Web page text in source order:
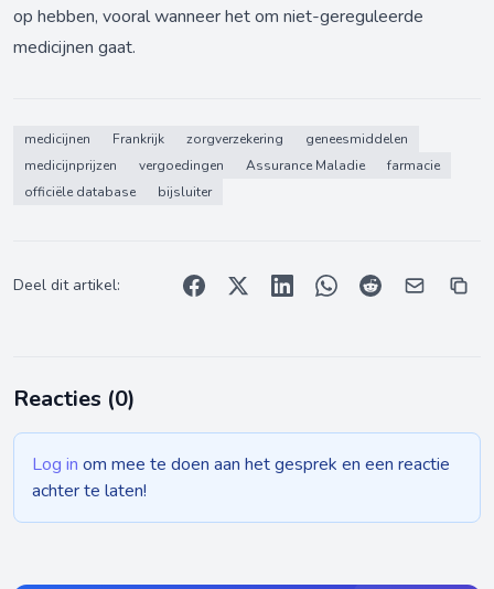
op hebben, vooral wanneer het om niet-gereguleerde
medicijnen gaat.
medicijnen Frankrijk zorgverzekering
geneesmiddelen
medicijnprijzen
vergoedingen Assurance Maladie
farmacie
officiële database
bijsluiter
Deel dit artikel:
Reacties (0)
Log in om mee te doen aan het gesprek en een reactie
achter te laten!